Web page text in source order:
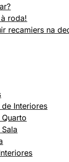
roda!
recamiers na
Interiores